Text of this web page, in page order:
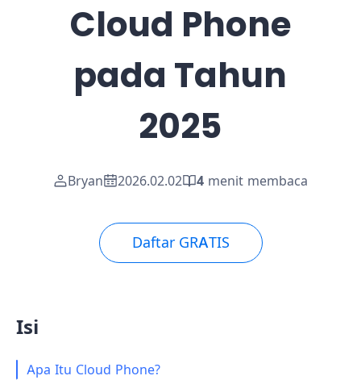
Cloud Phone
pada Tahun
2025
Bryan 2026.02.02 4 menit membaca
Daftar GRATIS
Isi
Apa Itu Cloud Phone?